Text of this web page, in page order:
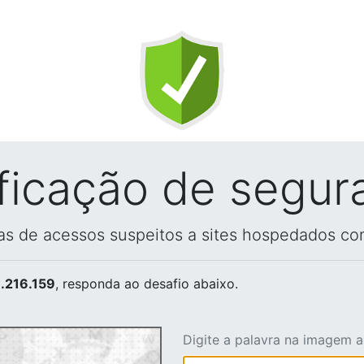
de
de acessos suspeitos a sites hospedados
, responda ao desafio abaixo.
Digite a palavra na imagem